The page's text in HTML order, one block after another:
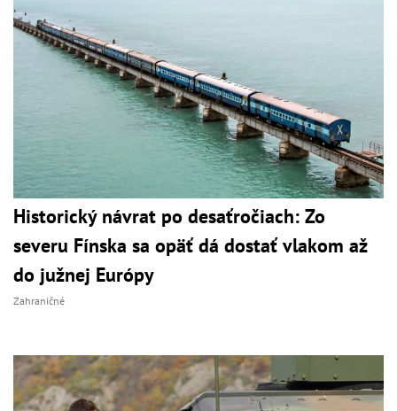
Historický návrat po desaťročiach: Zo
severu Fínska sa opäť dá dostať vlakom až
do južnej Európy
Zahraničné